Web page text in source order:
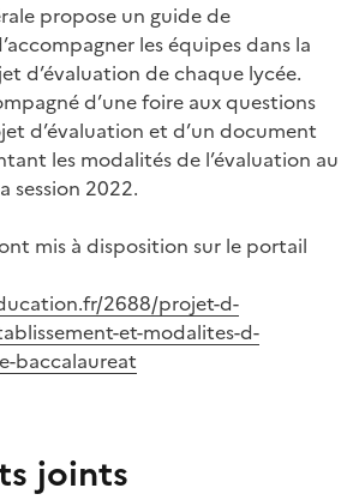
propose un guide de
les équipes dans la
d’évaluation de chaque lycée.
d’une foire aux questions
d’évaluation et d’un document
les modalités de l’évaluation au
session 2022.
mis à disposition sur le portail
2688/projet-d-
et-modalites-d-
baccalaureat
joints